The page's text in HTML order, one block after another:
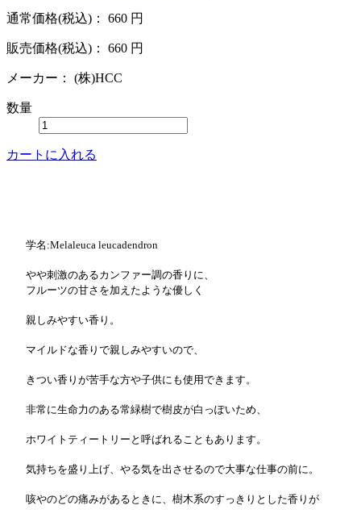
通常価格(税込)： 660 円
販売価格(税込)： 660 円
メーカー： (株)HCC
数量
カートに入れる
学名:Melaleuca leucadendron
やや刺激のあるカンファー調の香りに、
フルーツの甘さを加えたような優しく
親しみやすい香り。
マイルドな香りで親しみやすいので、
きつい香りが苦手な方や子供にも使用できます。
非常に生命力のある常緑樹で樹皮が白っぽいため、
ホワイトティートリーと呼ばれることもあります。
気持ちを盛り上げ、やる気を出させるので大事な仕事の前に。
咳やのどの痛みがあるときに、樹木系のすっきりとした香りが